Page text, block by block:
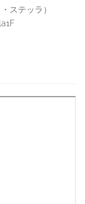
ステッラ）